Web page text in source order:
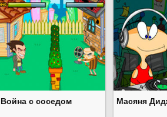
Война с соседом Масяня